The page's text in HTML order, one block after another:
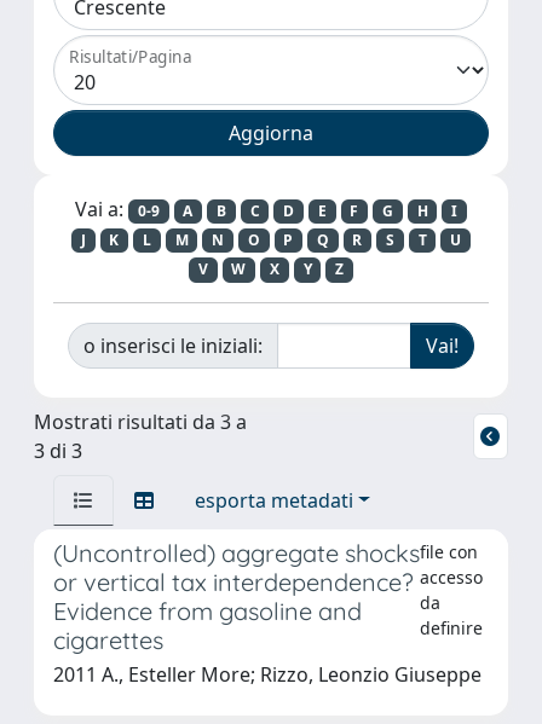
Risultati/Pagina
Vai a: 0-9 A B C D E F G H
I
J
K L M N O P Q R S T
U
V
W X Y Z
o inserisci le iniziali:
Mostrati risultati da 3 a
3 di 3
esporta metadati
(Uncontrolled) aggregate shocks
or vertical tax interdependence?
Evidence from gasoline and
cigarettes
file con
accesso
da
definire
2011 A., Esteller More; Rizzo, Leonzio Giuseppe